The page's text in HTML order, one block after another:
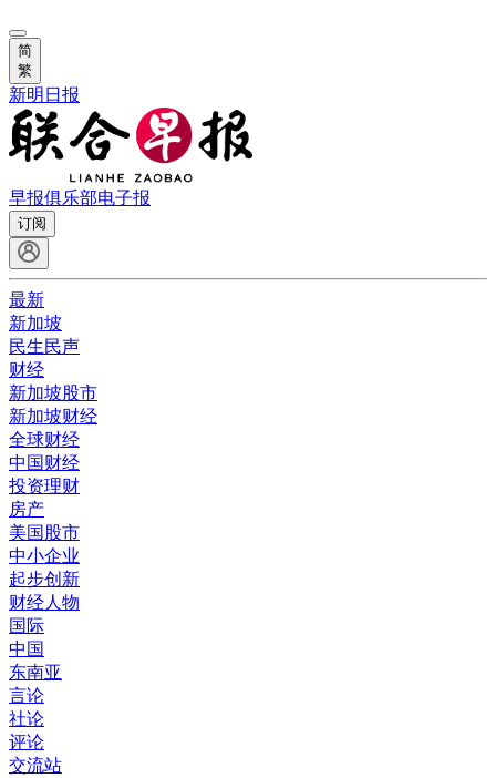
简
繁
新明日报
早报俱乐部电子报
订阅
最新
新加坡
民生民声
财经
新加坡股市
新加坡财经
全球财经
中国财经
投资理财
房产
美国股市
中小企业
起步创新
财经人物
国际
中国
东南亚
言论
社论
评论
交流站